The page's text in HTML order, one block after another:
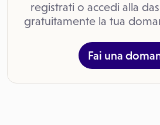
registrati o accedi alla
gratuitamente la tua
Fai una